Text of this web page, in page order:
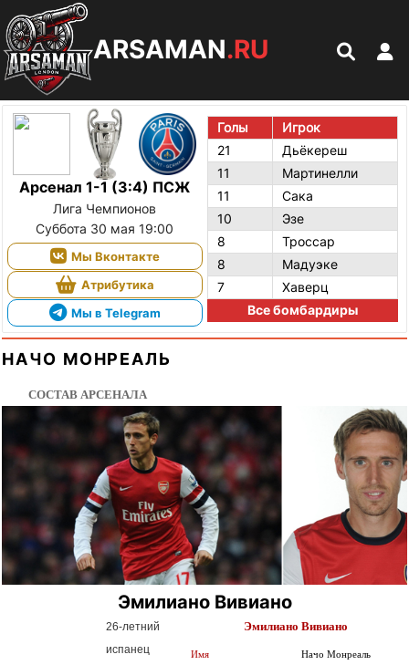
ARSAMAN.RU
Арсенал 1-1 (3:4) ПСЖ
Лига Чемпионов
Суббота 30 мая 19:00
Мы Вконтакте
Атрибутика
Мы в Telegram
Голы
Игрок
21
Дьёкереш
11
Мартинелли
11
Сака
10
Эзе
8
Троссар
8
Мадуэке
7
Хаверц
Все бомбардиры
НАЧО МОНРЕАЛЬ
СОСТАВ АРСЕНАЛА
Эмилиано Вивиано
26-летний
испанец
Эмилиано Вивиано
Имя Начо Монреаль